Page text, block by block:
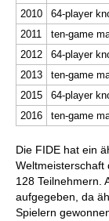
2010
64-player
2011
ten-game
2012
64-player
2013
ten-game
2015
64-player
2016
ten-game
Die FIDE hat ein
Weltmeisterschaft
128 Teilnehmern.
aufgegeben, da
Spielern